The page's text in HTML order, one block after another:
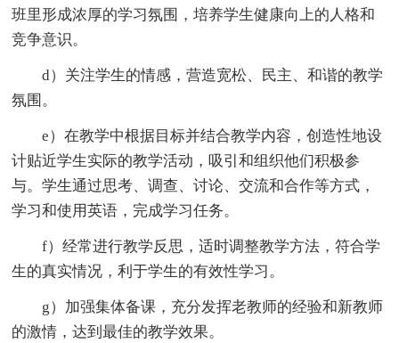
班里形成浓厚的学习氛围，培养学生健康向上的人格和
竞争意识。
d）关注学生的情感，营造宽松、民主、和谐的教学
氛围。
e）在教学中根据目标并结合教学内容，创造性地设
计贴近学生实际的教学活动，吸引和组织他们积极参
与。学生通过思考、调查、讨论、交流和合作等方式，
学习和使用英语，完成学习任务。
f）经常进行教学反思，适时调整教学方法，符合学
生的真实情况，利于学生的有效性学习。
g）加强集体备课，充分发挥老教师的经验和新教师
的激情，达到最佳的教学效果。